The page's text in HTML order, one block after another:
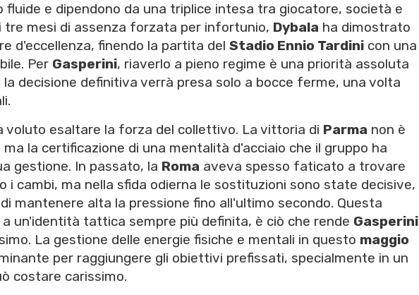
fluide e dipendono da una triplice intesa tra giocatore, società e
mesi di assenza forzata per infortunio, Dybala ha dimostrato
d'eccellenza, finendo la partita del Stadio Ennio Tardini con una
Per Gasperini, riaverlo a pieno regime è una priorità assoluta
decisione definitiva verrà presa solo a bocce ferme, una volta
voluto esaltare la forza del collettivo. La vittoria di Parma non è
la certificazione di una mentalità d'acciaio che il gruppo ha
gestione. In passato, la Roma aveva spesso faticato a trovare
i cambi, ma nella sfida odierna le sostituzioni sono state decisive,
mantenere alta la pressione fino all'ultimo secondo. Questa
un'identità tattica sempre più definita, è ciò che rende Gasperini
La gestione delle energie fisiche e mentali in questo maggio
per raggiungere gli obiettivi prefissati, specialmente in un
costare carissimo.